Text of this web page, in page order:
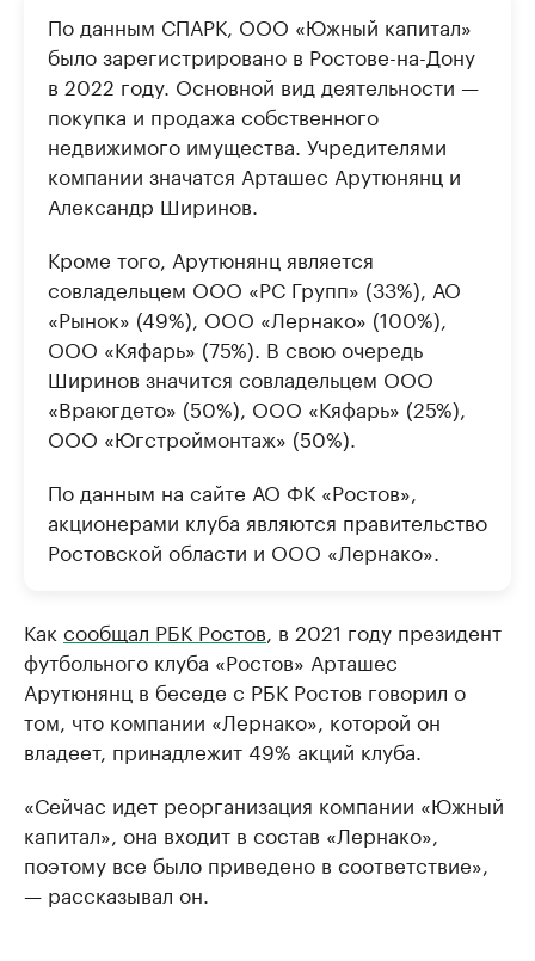
По данным СПАРК, ООО «Южный капитал»
было зарегистрировано в Ростове-на-Дону
в 2022 году. Основной вид деятельности —
покупка и продажа собственного
недвижимого имущества. Учредителями
компании значатся Арташес Арутюнянц и
Александр Ширинов.
Кроме того, Арутюнянц является
совладельцем ООО «РС Групп» (33%), АО
«Рынок» (49%), ООО «Лернако» (100%),
ООО «Кяфарь» (75%). В свою очередь
Ширинов значится совладельцем ООО
«Враюгдето» (50%), ООО «Кяфарь» (25%),
ООО «Югстроймонтаж» (50%).
По данным на сайте АО ФК «Ростов»,
акционерами клуба являются правительство
Ростовской области и ООО «Лернако».
Как сообщал РБК Ростов, в 2021 году президент
футбольного клуба «Ростов» Арташес
Арутюнянц в беседе с РБК Ростов говорил о
том, что компании «Лернако», которой он
владеет, принадлежит 49% акций клуба.
«Сейчас идет реорганизация компании «Южный
капитал», она входит в состав «Лернако»,
поэтому все было приведено в соответствие»,
— рассказывал он.